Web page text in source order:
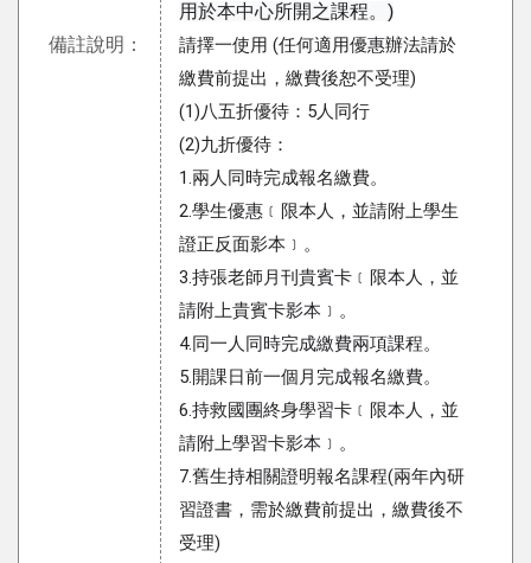
備註說明：
用於本中心所開之課程。)
請擇一使用 (任何適用優惠辦法請於
繳費前提出，繳費後恕不受理)
(1)八五折優待：5人同行
(2)九折優待：
1.兩人同時完成報名繳費。
2.學生優惠﹝限本人，並請附上學生
證正反面影本﹞。
3.持張老師月刊貴賓卡﹝限本人，並
請附上貴賓卡影本﹞。
4.同一人同時完成繳費兩項課程。
5.開課日前一個月完成報名繳費。
6.持救國團終身學習卡﹝限本人，並
請附上學習卡影本﹞。
7.舊生持相關證明報名課程(兩年內研
習證書，需於繳費前提出，繳費後不
受理)